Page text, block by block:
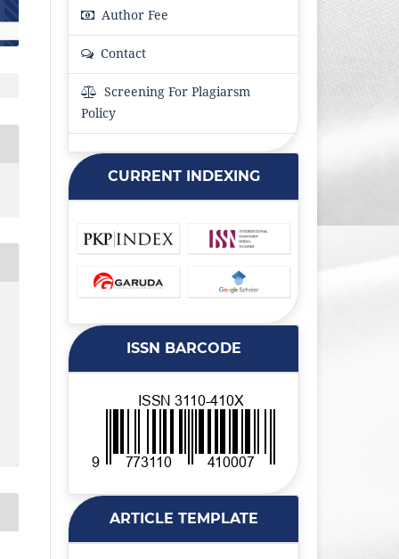
Author Fee
Contact
Screening For Plagiarsm
Policy
CURRENT INDEXING
ISSN BARCODE
ARTICLE TEMPLATE